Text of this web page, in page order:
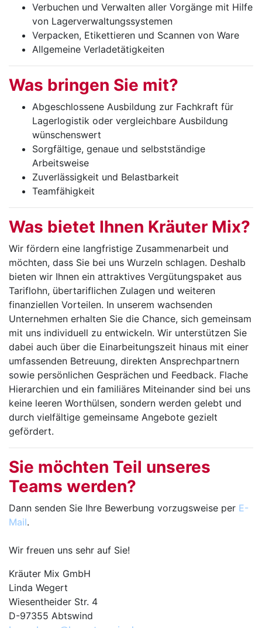
Verbuchen und Verwalten aller Vorgänge mit Hilfe
von Lagerverwaltungssystemen
Verpacken, Etikettieren und Scannen von Ware
Allgemeine Verladetätigkeiten
Was brin­gen Sie mit?
Abgeschlossene Ausbildung zur Fachkraft für
Lagerlogistik oder vergleichbare Ausbildung
wünschenswert
Sorgfältige, genaue und selbstständige
Arbeitsweise
Zuverlässigkeit und Belastbarkeit
Teamfähigkeit
Was bie­tet Ih­nen Kräu­ter Mix?
Wir fördern eine langfristige Zusammenarbeit und
möchten, dass Sie bei uns Wurzeln schlagen. Deshalb
bieten wir Ihnen ein attraktives Vergütungspaket aus
Tariflohn, übertariflichen Zulagen und weiteren
finanziellen Vorteilen. In unserem wachsenden
Unternehmen erhalten Sie die Chance, sich gemeinsam
mit uns individuell zu entwickeln. Wir unterstützen Sie
dabei auch über die Einarbeitungszeit hinaus mit einer
umfassenden Betreuung, direkten Ansprechpartnern
sowie persönlichen Gesprächen und Feedback. Flache
Hierarchien und ein familiäres Miteinander sind bei uns
keine leeren Worthülsen, sondern werden gelebt und
durch vielfältige gemeinsame Angebote gezielt
gefördert.
Sie möchten Teil unseres
Teams werden?
Dann senden Sie Ihre Bewerbung vorzugs­weise per E-
Mail.
Wir freuen uns sehr auf Sie!
Kräuter Mix GmbH
Linda Wegert
Wiesentheider Str. 4
D-97355 Abtswind